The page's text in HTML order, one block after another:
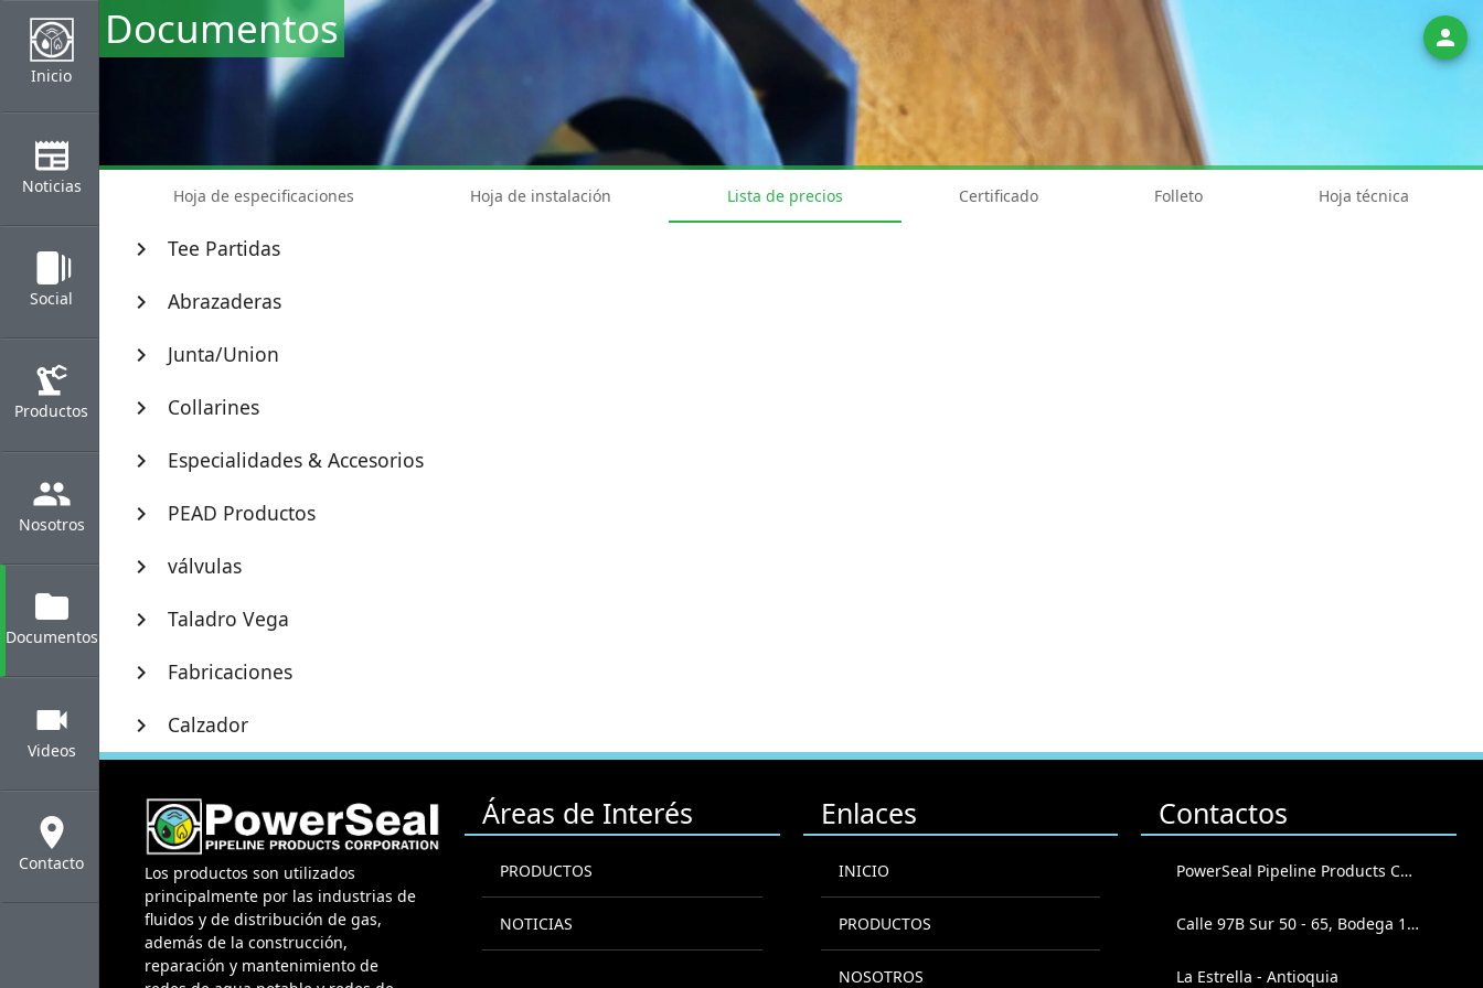
Inicio
newspaper
Noticias
web_stories
Social
precision_manufacturing
Productos
group
Nosotros
folder
Documentos
videocam
Videos
location_on
Contacto
person
Documentos
Hoja de especificaciones Hoja de instalación Lista de precios Certificado Folleto Hoja técnica
chevron_right Tee Partidas
chevron_right Abrazaderas
chevron_right Junta/Union
chevron_right Collarines
chevron_right Especialidades & Accesorios
chevron_right PEAD Productos
chevron_right válvulas
chevron_right Taladro Vega
chevron_right Fabricaciones
chevron_right Calzador
Los productos son utilizados
principalmente por las industrias de
fluidos y de distribución de gas,
además de la construcción,
reparación y mantenimiento de
Áreas de Interés
PRODUCTOS
NOTICIAS
Enlaces
INICIO
PRODUCTOS
NOSOTROS
Contactos
PowerSeal Pipeline Products Corporation
Calle 97B Sur 50 - 65, Bodega 102
La Estrella - Antioquia